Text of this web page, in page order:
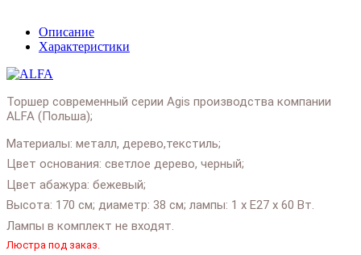
Описание
Характеристики
Торшер современный серии Agis производства компании
ALFA (Польша);
Материалы: металл, дерево,текстиль;
Цвет основания: светлое дерево, черный;
Цвет абажура: бежевый;
Высота: 170 см; диаметр: 38 см; лампы: 1 х Е27 х 60 Вт.
Лампы в комплект не входят.
Люстра под заказ.